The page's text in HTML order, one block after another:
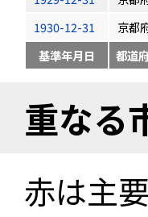
1930-12-31
京都
基準年月日
都道
重なる
赤は主